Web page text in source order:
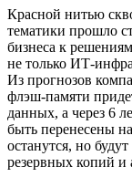
Красной нитью
тематики прошло
бизнеса к
не только ИТ-
Из прогнозов
флэш-памяти
данных, а через 6
быть перенесены
останутся, но
резервных копий и